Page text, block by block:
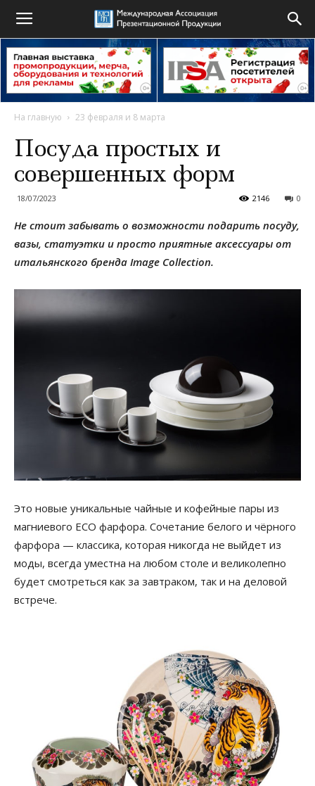
На главную 23 февраля и 8 марта
Посуда простых и
совершенных форм
18/07/2023 0
2146
Не стоит забывать о возможности подарить посуду,
вазы, статуэтки и просто приятные аксессуары от
итальянского бренда Image Collection.
Это новые уникальные чайные и кофейные пары из
магниевого ECO фарфора. Сочетание белого и чёрного
фарфора — классика, которая никогда не выйдет из
моды, всегда уместна на любом столе и великолепно
будет смотреться как за завтраком, так и на деловой
встрече.